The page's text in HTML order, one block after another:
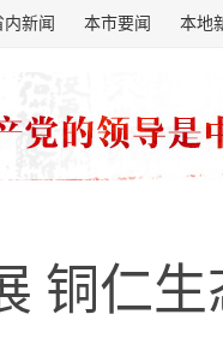
内新闻 本市要闻 本地
铜仁